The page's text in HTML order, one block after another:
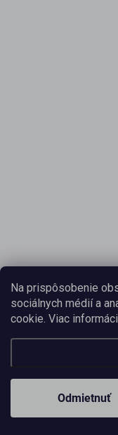
Na prispôsobenie
sociálnych médií a
cookie. Viac
Odmietnuť